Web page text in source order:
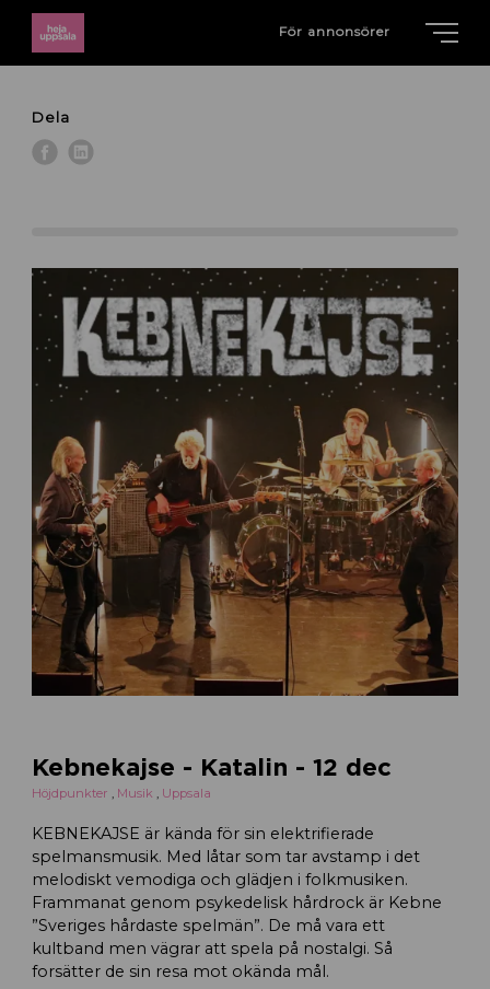
För annonsörer
Dela
Kebnekajse - Katalin - 12 dec
Höjdpunkter Musik Uppsala
KEBNEKAJSE är kända för sin elektrifierade
spelmansmusik. Med låtar som tar avstamp i det
melodiskt vemodiga och glädjen i folkmusiken.
Frammanat genom psykedelisk hårdrock är Kebne
”Sveriges hårdaste spelmän”. De må vara ett
kultband men vägrar att spela på nostalgi. Så
forsätter de sin resa mot okända mål.